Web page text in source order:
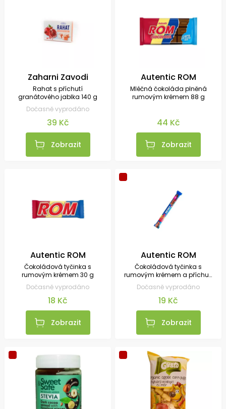
Zaharni Zavodi
Rahat s příchutí
granátového jablka 140 g
Dočasně vyprodáno
39 Kč
Zobrazit
Autentic ROM
Mléčná čokoláda plněná
rumovým krémem 88 g
44 Kč
Zobrazit
Autentic ROM
Čokoládová tyčinka s
rumovým krémem 30 g
Dočasně vyprodáno
18 Kč
Zobrazit
Autentic ROM
Čokoládová tyčinka s
rumovým krémem a příchutí
hořké třešně 38 g
Dočasně vyprodáno
19 Kč
Zobrazit